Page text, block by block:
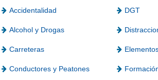
Accidentalidad DGT
Alcohol y Drogas
Carreteras
Conductores y Peatones